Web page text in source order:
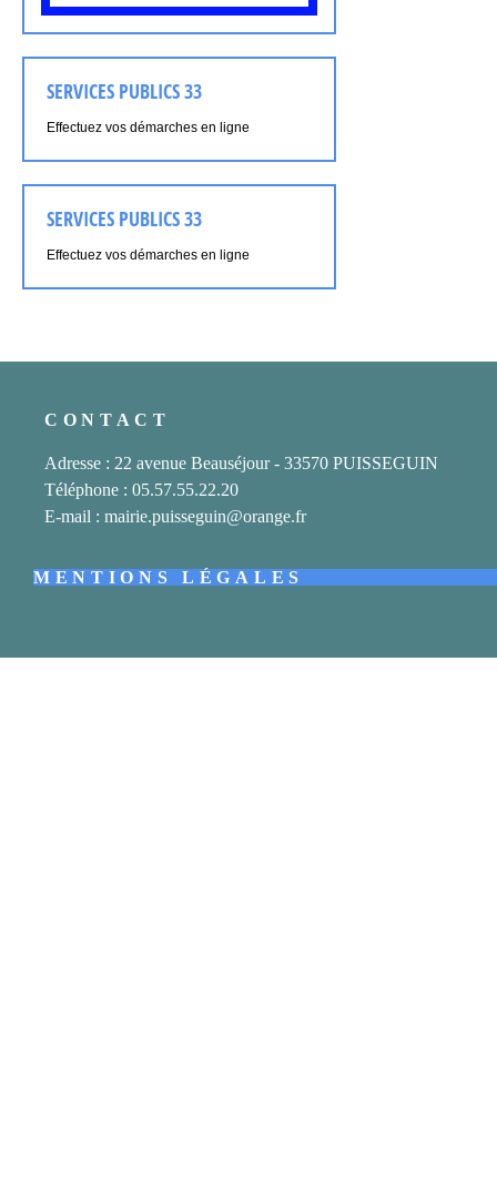
SERVICES PUBLICS 33
Effectuez vos démarches en ligne
SERVICES PUBLICS 33
Effectuez vos démarches en ligne
CONTACT
Adresse : 22 avenue Beauséjour - 33570 PUISSEGUIN
Téléphone : 05.57.55.22.20
E-mail : mairie.puisseguin@orange.fr
MENTIONS LÉGALES